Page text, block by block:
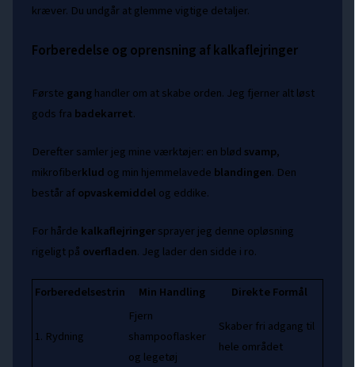
kræver. Du undgår at glemme vigtige detaljer.
Forberedelse og oprensning af kalkaflejringer
Første ganghandler om at skabe orden. Jeg fjerner alt løst
gods fra badekarret.
Derefter samler jeg mine værktøjer: en blød svamp,
mikrofiberklud og min hjemmelavede blandingen. Den
består afopvaskemiddel og eddike.
For hårde kalkaflejringersprayer jeg denne opløsning
rigeligt på overfladen. Jeg lader den sidde i ro.
Forberedelsestrin Min Handling Direkte Formål
1. Rydning
Fjern
shampooflasker
og legetøj
Skaber fri adgang til
hele området